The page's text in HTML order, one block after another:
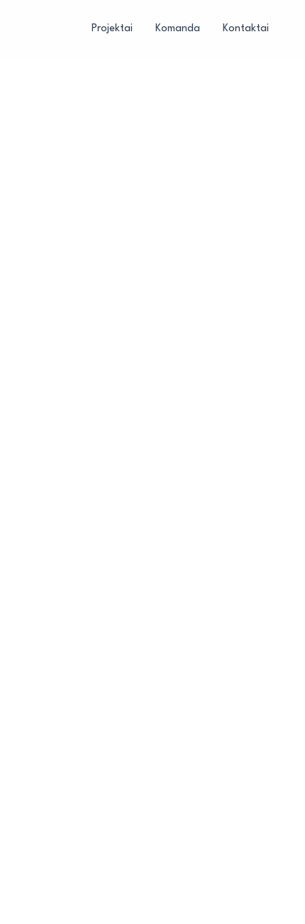
Projektai Komanda Kontaktai